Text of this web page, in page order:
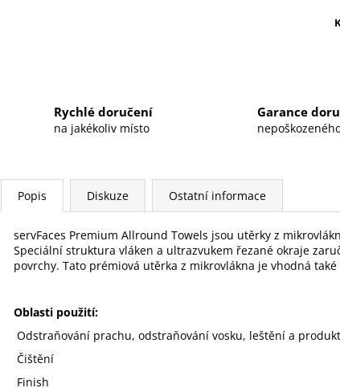
Rychlé doručení
na jakékoliv místo
Garance
Popis Diskuze Ostatní informace
servFaces Premium Allround Towels jsou utěrky z
Speciální struktura vláken a ultrazvukem řezané okraje
povrchy. Tato prémiová utěrka z mikrovlákna je vhodná
Oblasti použití:
Odstraňování prachu, odstraňování vosku, leštění a
Čištění
Finish